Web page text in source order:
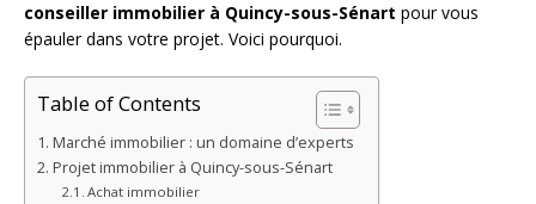
conseiller immobilier à Quincy-sous-Sénart pour vous
épauler dans votre projet. Voici pourquoi.
Table of Contents
Marché immobilier : un domaine d’experts
Projet immobilier à Quincy-sous-Sénart
Achat immobilier